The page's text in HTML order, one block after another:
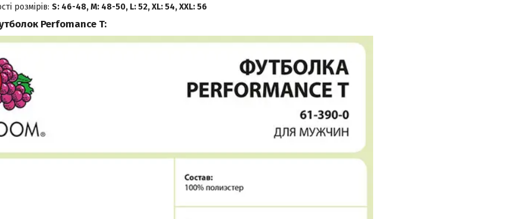
розмірів: S: 46-48, M: 48-50, L: 52, XL: 54, XXL: 56
Perfomance T: